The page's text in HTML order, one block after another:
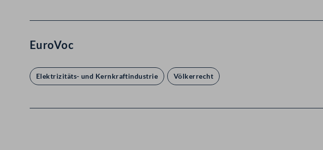
EuroVoc
Elektrizitäts- und Kernkraftindustrie Völkerrecht